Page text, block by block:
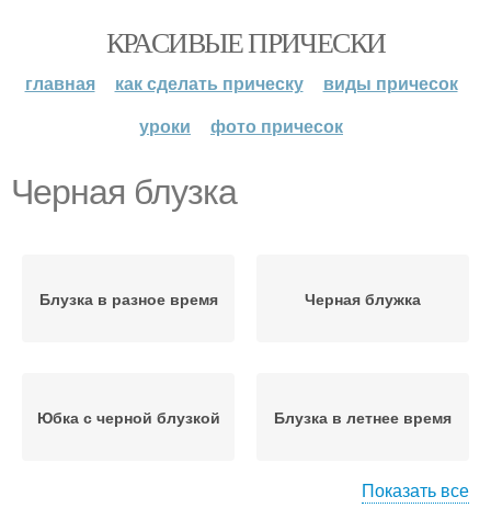
КРАСИВЫЕ ПРИЧЕСКИ
главная как сделать прическу
виды причесок
уроки
фото причесок
Черная блузка
Блузка в разное время Черная блужка
Юбка с черной блузкой Блузка в летнее время
Показать все